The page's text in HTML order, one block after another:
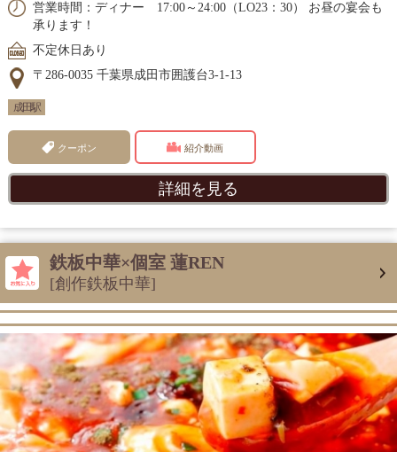
営業時間：ディナー 17:00～24:00（LO23：30） お昼の宴会も
承ります！
不定休日あり
〒286-0035 千葉県成田市囲護台3-1-13
成田駅
クーポン 紹介動画
詳細を見る
鉄板中華×個室 蓮REN
[創作鉄板中華]